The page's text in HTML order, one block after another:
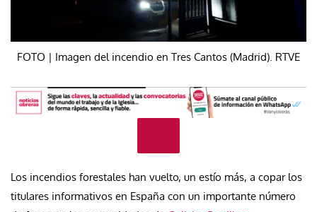
FOTO | Imagen del incendio en Tres Cantos (Madrid). RTVE
Los incendios forestales han vuelto, un estío más, a copar los
titulares informativos en España con un importante número